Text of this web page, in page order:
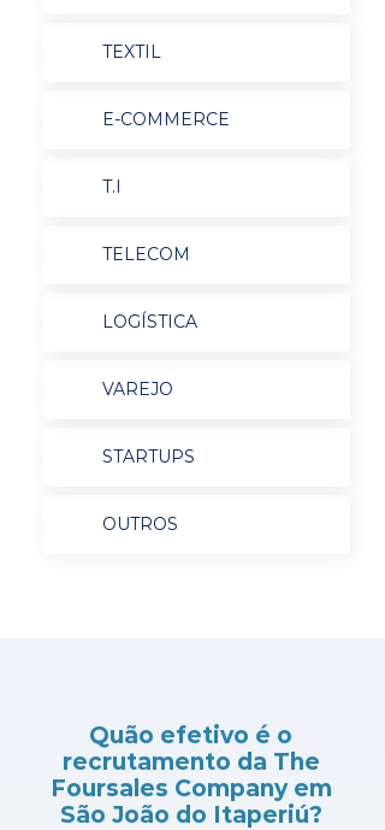
TEXTIL
E-COMMERCE
T.I
TELECOM
LOGÍSTICA
VAREJO
STARTUPS
OUTROS
Quão efetivo é o
recrutamento da The
Foursales Company em
São João do Itaperiú?